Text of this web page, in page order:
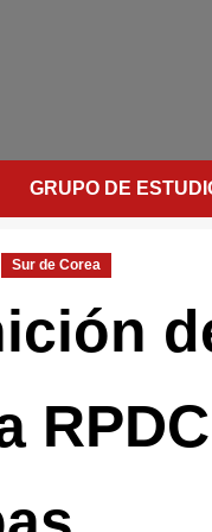
GRUPO DE
Sur de Corea
RPDC